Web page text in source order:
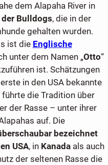
dem Alapaha River in
Bulldogs, die in der
gehalten wurden.
ist die Englische
unter dem Namen „Otto“
ist. Schätzungen
in den USA bekannte
führte die Tradition über
der Rasse – unter ihrer
auf. Die
bezeichnet
USA, in Kanada als auch
der seltenen Rasse die